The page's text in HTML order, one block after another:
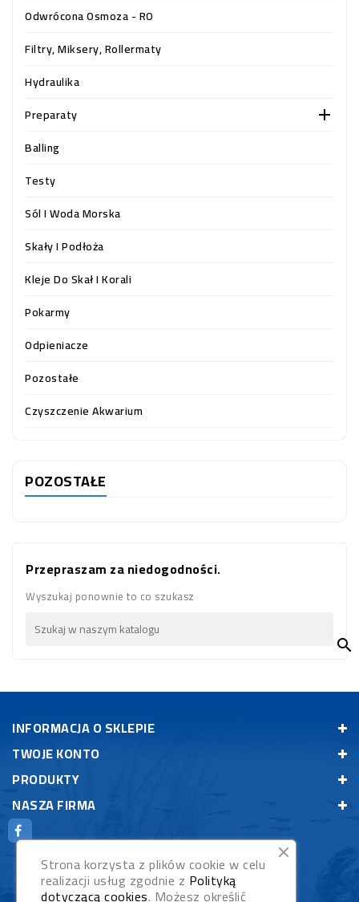
Odwrócona Osmoza - RO
Filtry, Miksery, Rollermaty
Hydraulika
Preparaty

Balling
Testy
Sól I Woda Morska
Skały I Podłoża
Kleje Do Skał I Korali
Pokarmy
Odpieniacze
Pozostałe
Czyszczenie Akwarium
POZOSTAŁE
Przepraszam za niedogodności.
Wyszukaj ponownie to co szukasz

INFORMACJA O SKLEPIE
TWOJE KONTO
PRODUKTY
NASZA FIRMA
Strona korzysta z plików cookie w celu
realizacji usług zgodnie z Polityką
dotyczącą cookies. Możesz określić